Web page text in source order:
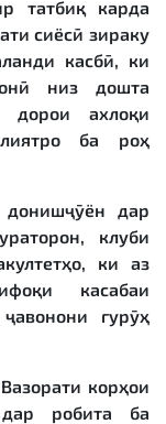
татбиқ карда
сиёсӣ зираку
касбӣ, ки
низ дошта
дорои ахлоқи
ба роҳ
дар
клуби
ки аз
касабаи
гурӯҳ
корҳои
робита ба